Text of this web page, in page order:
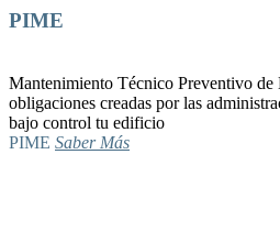
PIME
Mantenimiento Técnico Preventivo de
obligaciones creadas por las
bajo control tu edificio
PIME Saber Más